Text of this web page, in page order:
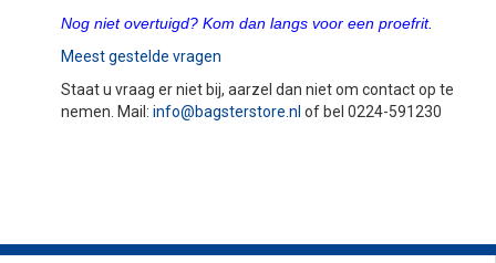
Nog niet overtuigd? Kom dan langs voor een proefrit.
Meest gestelde vragen
Staat u vraag er niet bij, aarzel dan niet om contact op te
nemen. Mail: info@bagsterstore.nl of bel 0224-591230